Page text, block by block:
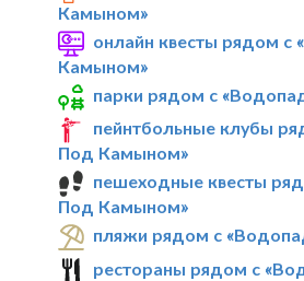
Камыном»
онлайн квесты рядом с
Камыном»
парки рядом с
пейнтбольные клубы
Под Камыном»
пешеходные квесты
Под Камыном»
пляжи рядом с
рестораны рядом с